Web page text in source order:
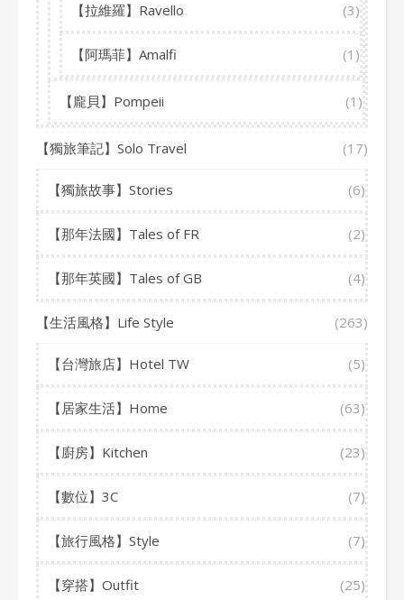
【拉維羅】Ravello (3)
【阿瑪菲】Amalfi (1)
【龐貝】Pompeii (1)
【獨旅筆記】Solo Travel (17)
【獨旅故事】Stories (6)
【那年法國】Tales of FR (2)
【那年英國】Tales of GB (4)
【生活風格】Life Style (263)
【台灣旅店】Hotel TW (5)
【居家生活】Home (63)
【廚房】Kitchen (23)
【數位】3C (7)
【旅行風格】Style (7)
【穿搭】Outfit (25)